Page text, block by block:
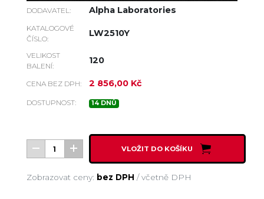
DODAVATEL: Alpha Laboratories
KATALOGOVÉ
ČÍSLO:
LW2510Y
VELIKOST
BALENÍ:
120
CENA BEZ DPH: 2 856,00 Kč
DOSTUPNOST: 14 DNŮ
VLOŽIT DO KOŠÍKU
Zobrazovat ceny: bez DPH /včetně DPH